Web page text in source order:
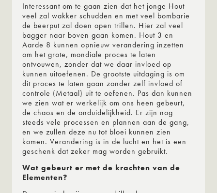
Interessant om te gaan zien dat het jonge Hout
veel zal wakker schudden en met veel bombarie
de beerput zal doen open trillen. Hier zal veel
bagger naar boven gaan komen. Hout 3 en
Aarde 8 kunnen opnieuw verandering inzetten
om het grote, mondiale proces te laten
ontvouwen, zonder dat we daar invloed op
kunnen uitoefenen. De grootste uitdaging is om
dit proces te laten gaan zonder zelf invloed of
controle (Metaal) uit te oefenen. Pas dan kunnen
we zien wat er werkelijk om ons heen gebeurt,
de chaos en de onduidelijkheid. Er zijn nog
steeds vele processen en plannen aan de gang,
en we zullen deze nu tot bloei kunnen zien
komen. Verandering is in de lucht en het is een
geschenk dat zeker mag worden gebruikt.
Wat gebeurt er met de krachten van de
Elementen?